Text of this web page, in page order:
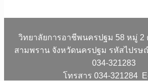
วิทยาลัยการอาชีพนครปฐม 58 หมู่ 2
สามพราน จังหวัดนครปฐม รหัสไปรษ
034-321283
โทรสาร 034-321284